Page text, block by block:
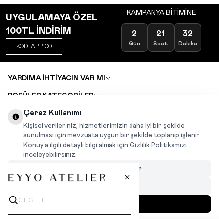
UYGULAMAYA ÖZEL
100TL İNDİRİM
KOD: APP100
KAMPANYA BİTİMİNE
2
Gün
21
Saat
32
Dakika
YARDIMA İHTİYACIN VAR MI
POPÜLER KATEGORİLER
DEĞİŞİM VE İADE TALEBİ
KARIYER
INSTAGRAM
Çerez Kullanımı
Kişisel verileriniz, hizmetlerimizin daha iyi bir şekilde
sunulması için mevzuata uygun bir şekilde toplanıp işlenir.
Konuyla ilgili detaylı bilgi almak için Gizlilik Politikamızı
inceleyebilirsiniz.
Çerezleri Özelleştir